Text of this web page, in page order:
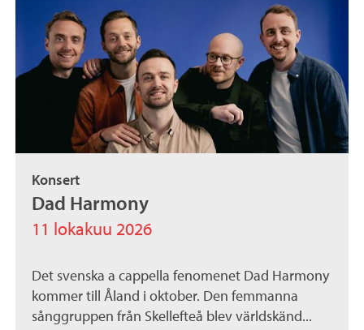
Konsert
Dad Harmony
11 lokakuu 2026
Det svenska a cappella fenomenet Dad Harmony
kommer till Åland i oktober. Den femmanna
sånggruppen från Skellefteå blev världskänd...